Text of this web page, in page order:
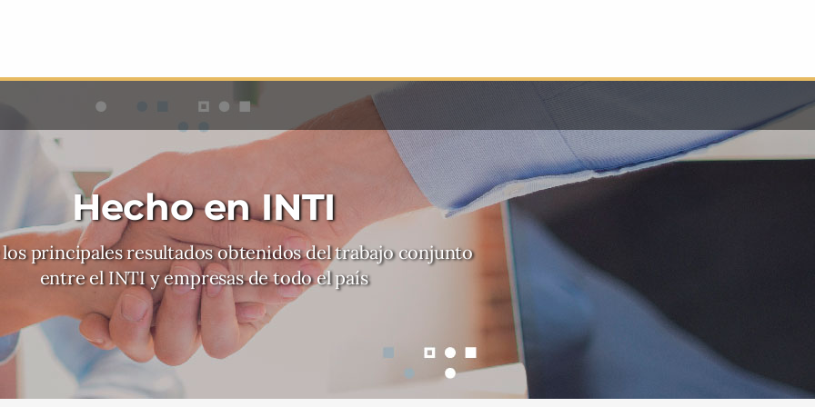
Hecho en INTI
principales resultados obtenidos del trabajo conjunto
entre el INTI y empresas de todo el país